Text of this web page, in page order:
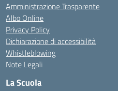
Amministrazione Trasparente
Albo Online
Privacy Policy
Dichiarazione di accessibilità
Whistleblowing
Note Legali
La Scuola